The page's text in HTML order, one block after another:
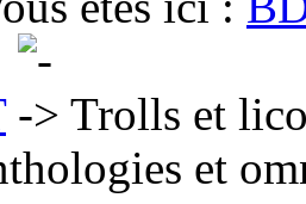
Trolls et
et